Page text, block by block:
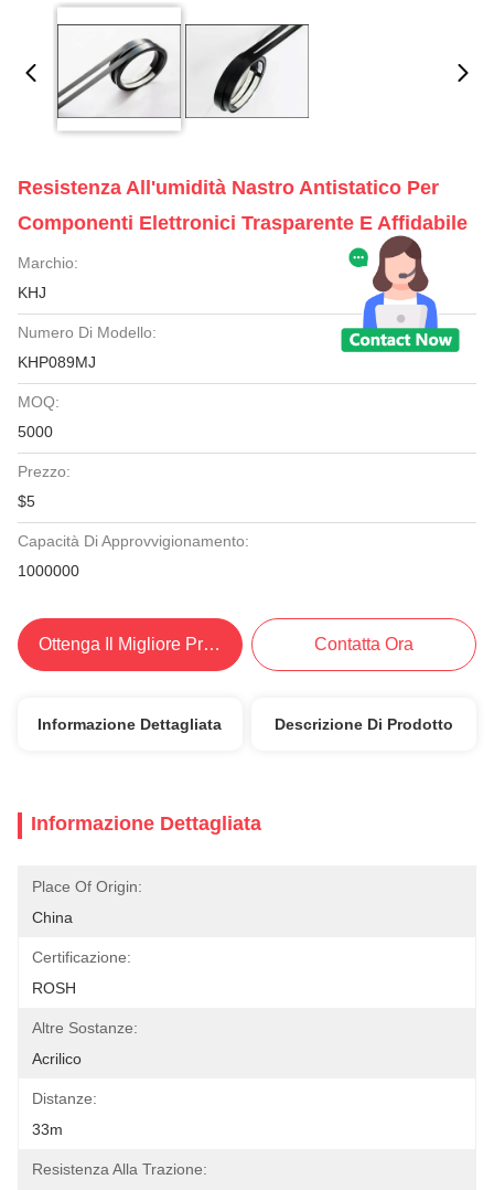
Resistenza All'umidità Nastro Antistatico Per
Componenti Elettronici Trasparente E Affidabile
Marchio:
KHJ
Numero Di Modello:
KHP089MJ
MOQ:
5000
Prezzo:
$5
Capacità Di Approvvigionamento:
1000000
Ottenga Il Migliore Prezzo Contatta Ora
Informazione Dettagliata Descrizione Di Prodotto
Informazione Dettagliata
Place Of Origin:
China
Certificazione:
ROSH
Altre Sostanze:
Acrilico
Distanze:
33m
Resistenza Alla Trazione: